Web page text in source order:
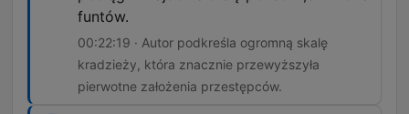
funtów.
00:22:19 · Autor podkreśla ogromną skalę
kradzieży, która znacznie przewyższyła
pierwotne założenia przestępców.